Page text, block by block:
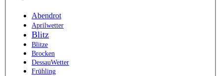
Abendrot
Aprilwetter
Blitz
Blitze
Brocken
DessauWetter
Frühling